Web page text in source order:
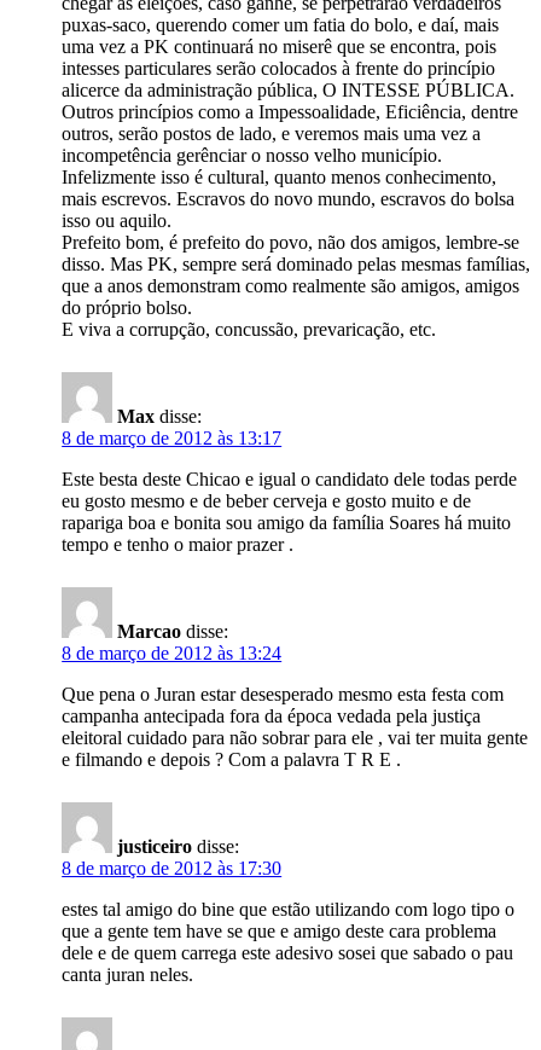
puxas-saco, querendo comer um fatia do bolo, e daí, mais
uma vez a PK continuará no miserê que se encontra, pois
intesses particulares serão colocados à frente do princípio
alicerce da administração pública, O INTESSE PÚBLICA.
Outros princípios como a Impessoalidade, Eficiência, dentre
outros, serão postos de lado, e veremos mais uma vez a
incompetência gerênciar o nosso velho município.
Infelizmente isso é cultural, quanto menos conhecimento,
mais escrevos. Escravos do novo mundo, escravos do bolsa
isso ou aquilo.
Prefeito bom, é prefeito do povo, não dos amigos, lembre-se
disso. Mas PK, sempre será dominado pelas mesmas famílias,
que a anos demonstram como realmente são amigos, amigos
do próprio bolso.
E viva a corrupção, concussão, prevaricação, etc.
Max disse:
8 de março de 2012 às 13:17
Este besta deste Chicao e igual o candidato dele todas perde
eu gosto mesmo e de beber cerveja e gosto muito e de
rapariga boa e bonita sou amigo da família Soares há muito
tempo e tenho o maior prazer .
Marcao disse:
8 de março de 2012 às 13:24
Que pena o Juran estar desesperado mesmo esta festa com
campanha antecipada fora da época vedada pela justiça
eleitoral cuidado para não sobrar para ele , vai ter muita gente
e filmando e depois ? Com a palavra T R E .
justiceiro disse:
8 de março de 2012 às 17:30
estes tal amigo do bine que estão utilizando com logo tipo o
que a gente tem have se que e amigo deste cara problema
dele e de quem carrega este adesivo sosei que sabado o pau
canta juran neles.